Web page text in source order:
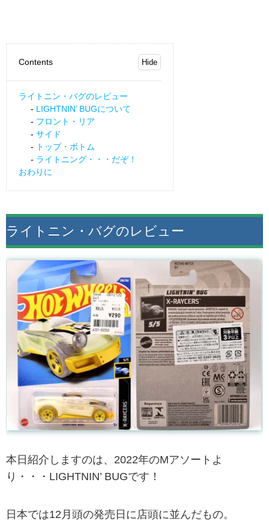
Contents
ライトニン・バグのレビュー
LIGHTNIN’ BUGについて
フロント・リア
サイド
トップ・ボトム
ライトニング・・・だぞ！
おわりに
ライトニン・バグのレビュー
本日紹介しますのは、2022年のMアソートよ
り・・・LIGHTNIN’ BUGです！
日本では12月頭の発売日に店頭に並んだもの。